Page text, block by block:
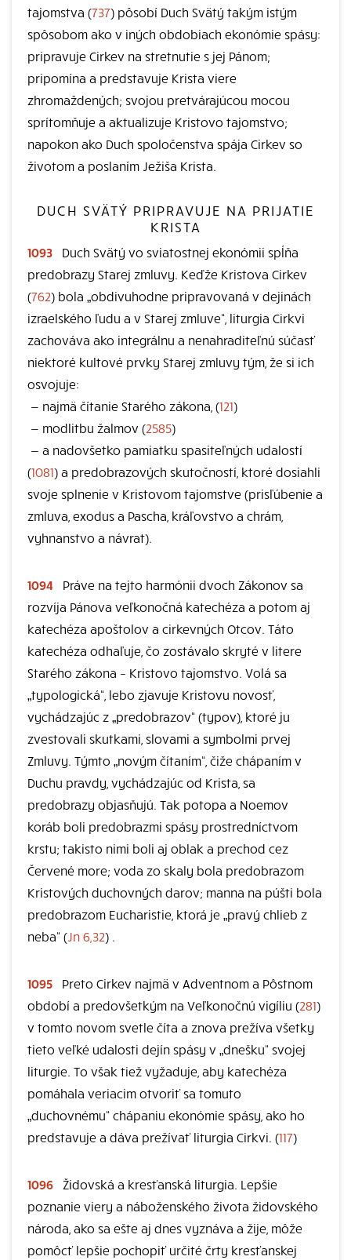
tajomstva (737) pôsobí Duch Svätý takým istým
spôsobom ako v iných obdobiach ekonómie spásy:
pripravuje Cirkev na stretnutie s jej Pánom;
pripomína a predstavuje Krista viere
zhromaždených; svojou pretvárajúcou mocou
sprítomňuje a aktualizuje Kristovo tajomstvo;
napokon ako Duch spoločenstva spája Cirkev so
životom a poslaním Ježiša Krista.
DUCH SVÄTÝ PRIPRAVUJE NA PRIJATIE
KRISTA
1093
Duch Svätý vo sviatostnej ekonómii spĺňa
predobrazy Starej zmluvy. Keďže Kristova Cirkev
(762) bola „obdivuhodne pripravovaná v dejinách
izraelského ľudu a v Starej zmluve“, liturgia Cirkvi
zachováva ako integrálnu a nenahraditeľnú súčasť
niektoré kultové prvky Starej zmluvy tým, že si ich
osvojuje:
— najmä čítanie Starého zákona, (121)
— modlitbu žalmov (2585)
— a nadovšetko pamiatku spasiteľných udalostí
(1081) a predobrazových skutočností, ktoré dosiahli
svoje splnenie v Kristovom tajomstve (prisľúbenie a
zmluva, exodus a Pascha, kráľovstvo a chrám,
vyhnanstvo a návrat).
1094
Práve na tejto harmónii dvoch Zákonov sa
rozvíja Pánova veľkonočná katechéza a potom aj
katechéza apoštolov a cirkevných Otcov. Táto
katechéza odhaľuje, čo zostávalo skryté v litere
Starého zákona – Kristovo tajomstvo. Volá sa
„typologická“, lebo zjavuje Kristovu novosť,
vychádzajúc z „predobrazov“ (typov), ktoré ju
zvestovali skutkami, slovami a symbolmi prvej
Zmluvy. Týmto „novým čítaním“, čiže chápaním v
Duchu pravdy, vychádzajúc od Krista, sa
predobrazy objasňujú. Tak potopa a Noemov
koráb boli predobrazmi spásy prostredníctvom
krstu; takisto nimi boli aj oblak a prechod cez
Červené more; voda zo skaly bola predobrazom
Kristových duchovných darov; manna na púšti bola
predobrazom Eucharistie, ktorá je „pravý chlieb z
neba“ (Jn 6,32) .
1095
Preto Cirkev najmä v Adventnom a Pôstnom
období a predovšetkým na Veľkonočnú vigíliu (281)
v tomto novom svetle číta a znova prežíva všetky
tieto veľké udalosti dejín spásy v „dnešku“ svojej
liturgie. To však tiež vyžaduje, aby katechéza
pomáhala veriacim otvoriť sa tomuto
„duchovnému“ chápaniu ekonómie spásy, ako ho
predstavuje a dáva prežívať liturgia Cirkvi. (117)
1096
Židovská a kresťanská liturgia. Lepšie
poznanie viery a náboženského života židovského
národa, ako sa ešte aj dnes vyznáva a žije, môže
pomôcť lepšie pochopiť určité črty kresťanskej